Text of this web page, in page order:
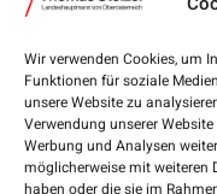
Wir verwenden Cookies, um
Funktionen für soziale
unsere Website zu
Verwendung unserer
Werbung und Analysen
möglicherweise mit weiteren
haben oder die sie im